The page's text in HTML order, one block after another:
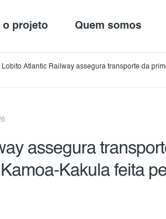
o projeto Quem somos
Lobito Atlantic Railway assegura transporte da
assegura
Kakula feita